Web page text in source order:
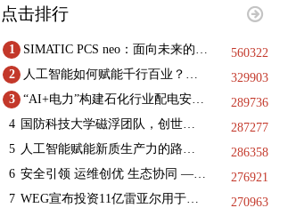
点击排行
1 SIMATIC PCS neo：面向未来的DCS
560322
2
人工智能如何赋能千行百业？三地政协献策
329903
3
“AI+电力”构建石化行业配电安全基石，践行绿色低碳未来
289736
4
国防科技大学磁浮团队，创世界纪录
287277
5
人工智能赋能新质生产力的路径指引
286358
6
安全引领 运维创优 生态协同 —— 第十二届国际核电运维大会于9月11日-12日在浙江海盐成功举办
276921
7
WEG宣布投资11亿雷亚尔用于巴西国内的工业扩张项目
270963